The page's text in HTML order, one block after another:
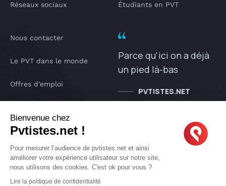
Réseaux sociaux Étudiants en PVT
Nous contacter
Le PVT dans le monde
Offres d'emploi
IA pvtistes
Parce qu'ici on a déjà
un pied là-bas
PVTISTES.NET
Copyright © 2005-2026 pvtistes.net
Bienvenue chez
Pvtistes.net !
Pour mesurer l’audience de pvtistes.net et ainsi
améliorer votre expérience utilisateur sur notre site,
nous utilisons des cookies. C'est ok pour vous ?
Lire la politique de confidentialité